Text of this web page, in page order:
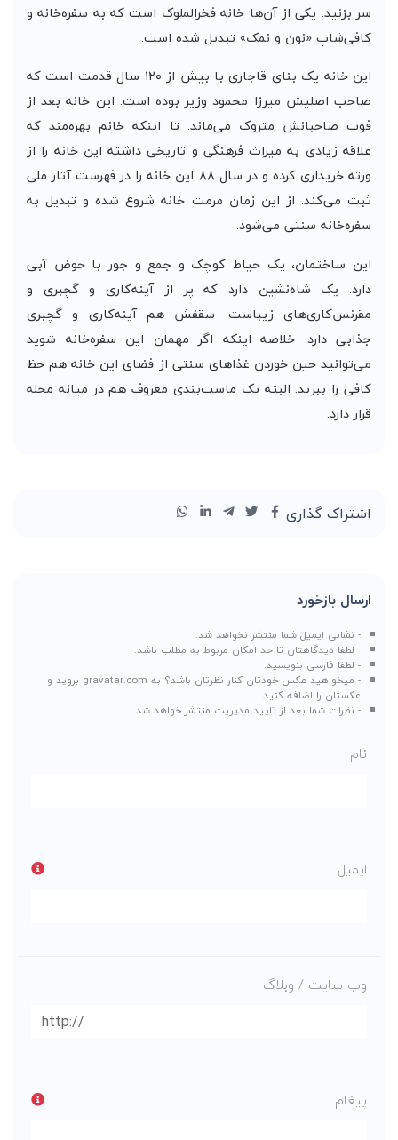
سر بزنید. یکی از آن‌ها خانه فخرالملوک است که به سفره‌خانه و
کافی‌شاپ «نون و نمک» تبدیل شده است.
این خانه یک بنای قاجاری با بیش از ۱۲۰ سال قدمت است که
صاحب اصلیش میرزا محمود وزیر بوده است. این خانه بعد از
فوت صاحبانش متروک می‌ماند. تا اینکه خانم بهره‌مند که
علاقه زیادی به میراث فرهنگی و تاریخی داشته این خانه را از
ورثه خریداری کرده و در سال ۸۸ این خانه را در فهرست آثار ملی
ثبت می‌کند. از این زمان مرمت خانه شروع شده و تبدیل به
سفره‌خانه سنتی می‌شود.
این ساختمان، یک حیاط کوچک و جمع و جور با حوض آبی
دارد. یک شاه‌نشین دارد که پر از آینه‌کاری و گچبری و
مقرنس‌کاری‌های زیباست. سقفش هم آینه‌کاری و گچبری
جذابی دارد. خلاصه اینکه اگر مهمان این سفره‌خانه شوید
می‌توانید حین خوردن غذا‌های سنتی از فضای این خانه هم حظ
کافی را ببرید. البته یک ماست‌بندی معروف هم در میانه محله
قرار دارد.
اشتراک گذاری
ارسال بازخورد
- نشانی ایمیل شما منتشر نخواهد شد.
- لطفا دیدگاهتان تا حد امکان مربوط به مطلب باشد.
- لطفا فارسی بنویسید.
- میخواهید عکس خودتان کنار نظرتان باشد؟ به gravatar.com بروید و
عکستان را اضافه کنید.
- نظرات شما بعد از تایید مدیریت منتشر خواهد شد
نام
ایمیل
وب سایت / وبلاگ
پیغام